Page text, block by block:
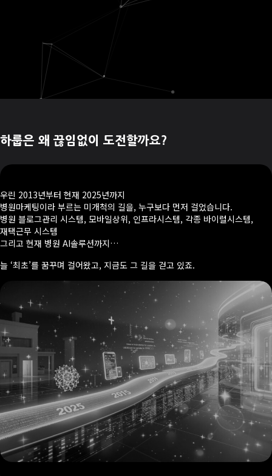
하룹은 왜 끊임없이 도전할까요?
우린 2013년부터 현재 2025년까지
병원마케팅이라 부르는 미개척의 길을, 누구보다 먼저 걸었습니다.
병원 블로그관리 시스템, 모바일상위, 인프라시스템, 각종 바이럴시스템,
재택근무 시스템
그리고 현재 병원 AI솔루션까지…
늘 ‘최초’를 꿈꾸며 걸어왔고, 지금도 그 길을 걷고 있죠.